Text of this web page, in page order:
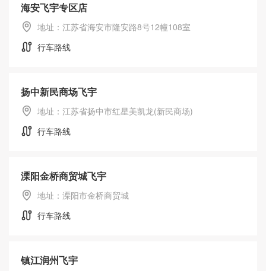
海安飞宇专区店
地址：江苏省海安市隆安路8号12幢108室
行车路线
扬中新民商场飞宇
地址：江苏省扬中市红星美凯龙(新民商场)
行车路线
溧阳金桥商贸城飞宇
地址：溧阳市金桥商贸城
行车路线
镇江润州飞宇